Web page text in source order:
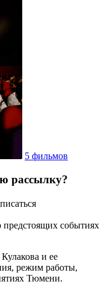
5 фильмов
рассылку?
предстоящих событиях
и ее
режим работы,
Тюмени.